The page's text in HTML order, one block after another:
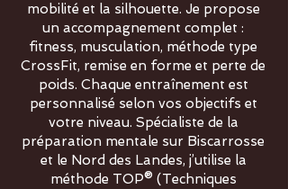
mobilité et la silhouette. Je propose
un accompagnement complet :
fitness, musculation, méthode type
CrossFit, remise en forme et perte de
poids. Chaque entraînement est
personnalisé selon vos objectifs et
votre niveau. Spécialiste de la
préparation mentale sur Biscarrosse
et le Nord des Landes, j’utilise la
méthode TOP® (Techniques